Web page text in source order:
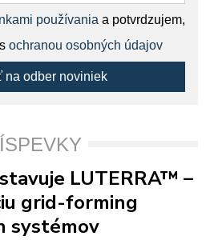
používania a potvrdzujem,
ochranou osobných údajov
na odber noviniek
LUTERRA™ –
grid-forming
systémov